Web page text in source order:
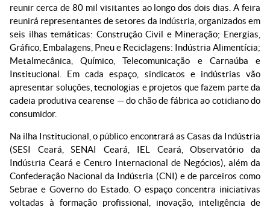
reunir cerca de 80 mil visitantes ao longo dos dois dias. A feira
reunirá representantes de setores da indústria, organizados em
seis ilhas temáticas: Construção Civil e Mineração; Energias,
Gráfico, Embalagens, Pneu e Reciclagens: Indústria Alimentícia;
Metalmecânica, Químico, Telecomunicação e Carnaúba e
Institucional. Em cada espaço, sindicatos e indústrias vão
apresentar soluções, tecnologias e projetos que fazem parte da
cadeia produtiva cearense — do chão de fábrica ao cotidiano do
consumidor.
Na ilha Institucional, o público encontrará as Casas da Indústria
(SESI Ceará, SENAI Ceará, IEL Ceará, Observatório da
Indústria Ceará e Centro Internacional de Negócios), além da
Confederação Nacional da Indústria (CNI) e de parceiros como
Sebrae e Governo do Estado. O espaço concentra iniciativas
voltadas à formação profissional, inovação, inteligência de